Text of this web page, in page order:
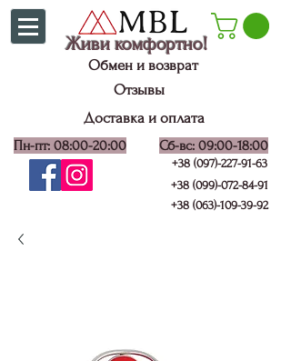
Живи комфортно!
Обмен и возврат
Отзывы
Доставка и оплата
Пн-пт: 08:00-20:00 Сб-вс: 09:00-18:00
+38 (099)-072-84-91
+38 (097)-227-91-63
+38 (063)-109-39-92